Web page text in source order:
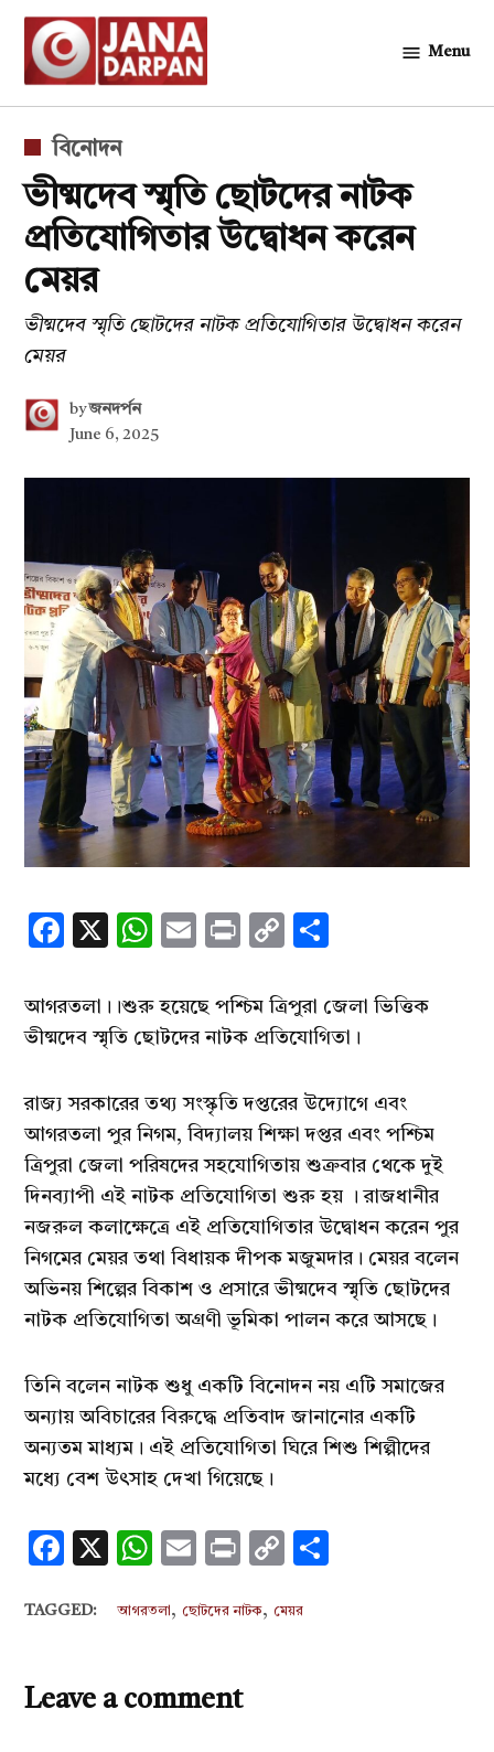
Skip
content
Menu
POSTED
IN
বিনোদন
ভীষ্মদেব স্মৃতি ছোটদের নাটক
প্রতিযোগিতার উদ্বোধন করেন
মেয়র
ভীষ্মদেব স্মৃতি ছোটদের নাটক প্রতিযোগিতার উদ্বোধন করেন
মেয়র
by জনদর্পন
June 6, 2025
Facebook
X WhatsApp
EmailPrintCopy
আগরতলা।।শুরু হয়েছে পশ্চিম ত্রিপুরা জেলা ভিত্তিক
ভীষ্মদেব স্মৃতি ছোটদের নাটক প্রতিযোগিতা।
রাজ্য সরকারের তথ্য সংস্কৃতি দপ্তরের উদ্যোগে এবং
আগরতলা পুর নিগম, বিদ্যালয় শিক্ষা দপ্তর এবং পশ্চিম
ত্রিপুরা জেলা পরিষদের সহযোগিতায় শুক্রবার থেকে দুই
দিনব্যাপী এই নাটক প্রতিযোগিতা শুরু হয় । রাজধানীর
নজরুল কলাক্ষেত্রে এই প্রতিযোগিতার উদ্বোধন করেন পুর
নিগমের মেয়র তথা বিধায়ক দীপক মজুমদার। মেয়র বলেন
অভিনয় শিল্পের বিকাশ ও প্রসারে ভীষ্মদেব স্মৃতি ছোটদের
নাটক প্রতিযোগিতা অগ্রণী ভূমিকা পালন করে আসছে।
তিনি বলেন নাটক শুধু একটি বিনোদন নয় এটি সমাজের
অন্যায় অবিচারের বিরুদ্ধে প্রতিবাদ জানানোর একটি
অন্যতম মাধ্যম। এই প্রতিযোগিতা ঘিরে শিশু শিল্পীদের
মধ্যে বেশ উৎসাহ দেখা গিয়েছে।
Facebook
X WhatsApp
EmailPrintCopy
TAGGED: আগরতলা , ছোটদের নাটক, মেয়র
Leave a comment